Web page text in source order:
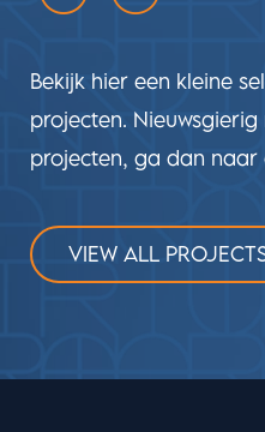
Bekijk hier een kleine
projecten.
projecten, ga dan naar
VIEW ALL